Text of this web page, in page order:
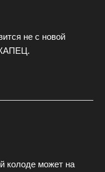
не с новой
колоде может на